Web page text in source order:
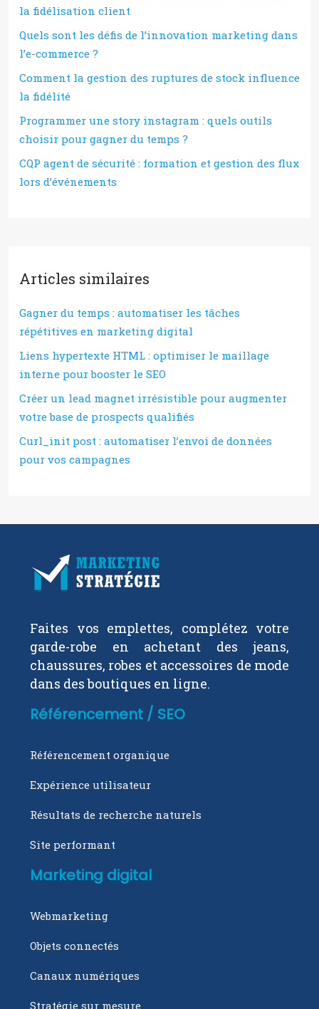
la fidélisation client
Quels sont les défis de l’innovation marketing dans
l’e-commerce ?
Comment la gestion des ruptures de stock influence
la fidélité
Programmer une story instagram : quels outils
choisir pour gagner du temps ?
CQP agent de sécurité : formation et gestion des flux
lors d’événements
Articles similaires
Gagner du temps : automatiser les tâches
répétitives en marketing digital
Liens hypertexte HTML : optimiser le maillage
interne pour booster le SEO
Créer un lead magnet irrésistible pour augmenter
votre base de prospects qualifiés
Curl_init post : automatiser l’envoi de données
pour vos campagnes
Faites vos emplettes, complétez votre
garde-robe en achetant des jeans,
chaussures, robes et accessoires de mode
dans des boutiques en ligne.
Référencement / SEO
Référencement organique
Expérience utilisateur
Résultats de recherche naturels
Site performant
Marketing digital
Webmarketing
Objets connectés
Canaux numériques
Stratégie sur mesure